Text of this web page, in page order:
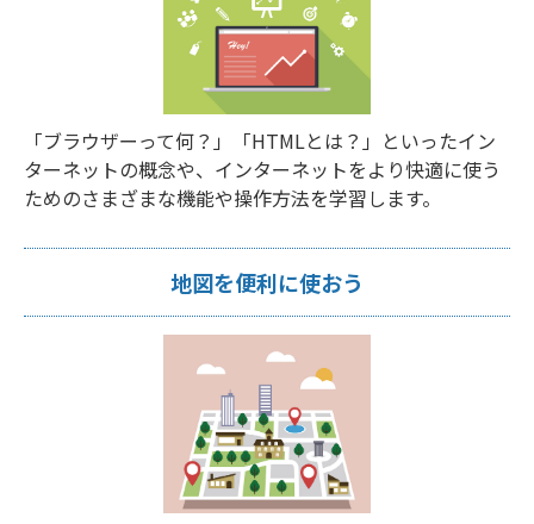
「ブラウザーって何？」「HTMLとは？」といったイン
ターネットの概念や、インターネットをより快適に使う
ためのさまざまな機能や操作方法を学習します。
地図を便利に使おう